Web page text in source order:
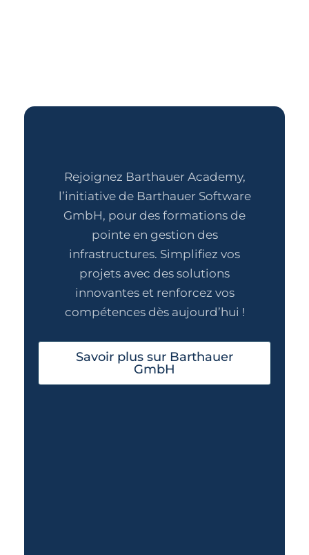
Rejoignez Barthauer Academy,
l’initiative de Barthauer Software
GmbH, pour des formations de
pointe en gestion des
infrastructures. Simplifiez vos
projets avec des solutions
innovantes et renforcez vos
compétences dès aujourd’hui !
Savoir plus sur Barthauer
GmbH